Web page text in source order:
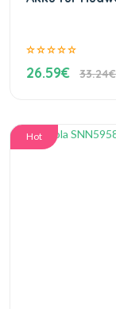
26.59€ 33.24€
Hot